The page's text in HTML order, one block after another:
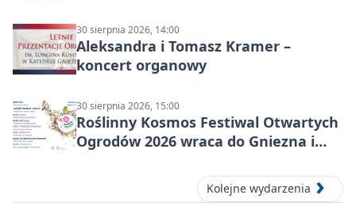
30 sierpnia 2026, 14:00
Aleksandra i Tomasz Kramer –
koncert organowy
30 sierpnia 2026, 15:00
Roślinny Kosmos Festiwal Otwartych
Ogrodów 2026 wraca do Gniezna i
Kolejne wydarzenia